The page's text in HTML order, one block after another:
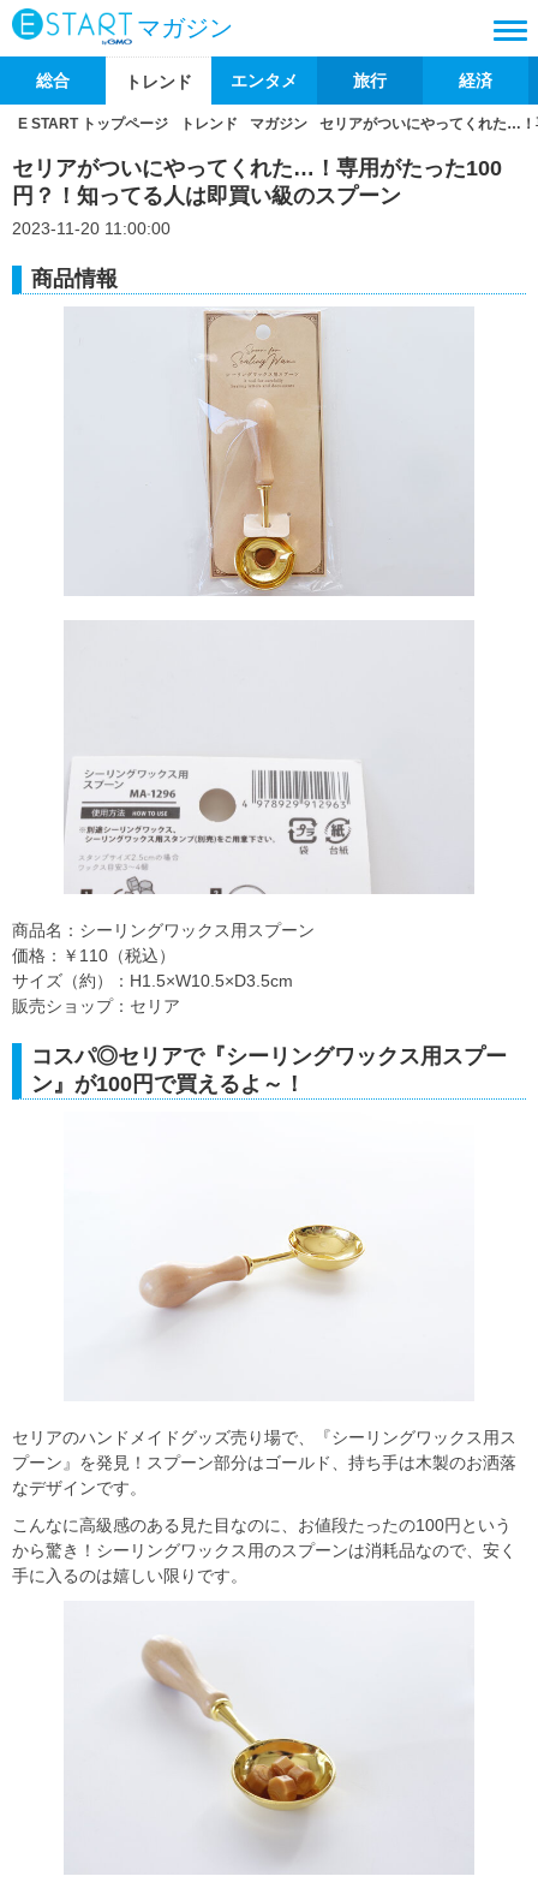
マガジン
総合 トレンド エンタメ 旅行 経済
E START トップページ トレンド マガジン セリアがついにやってくれた…
セリアがついにやってくれた…！専用がたった100
円？！知ってる人は即買い級のスプーン
2023-11-20 11:00:00
商品情報
商品名：シーリングワックス用スプーン
価格：￥110（税込）
サイズ（約）：H1.5×W10.5×D3.5cm
販売ショップ：セリア
コスパ◎セリアで『シーリングワックス用スプー
ン』が100円で買えるよ～！
セリアのハンドメイドグッズ売り場で、『シーリングワックス用ス
プーン』を発見！スプーン部分はゴールド、持ち手は木製のお洒落
なデザインです。
こんなに高級感のある見た目なのに、お値段たったの100円という
から驚き！シーリングワックス用のスプーンは消耗品なので、安く
手に入るのは嬉しい限りです。